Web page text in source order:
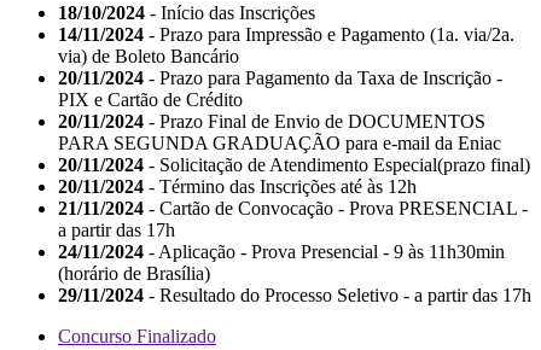
18/10/2024 - Início das Inscrições
14/11/2024 - Prazo para Impressão e Pagamento (1a. via/2a.
via) de Boleto Bancário
20/11/2024 - Prazo para Pagamento da Taxa de Inscrição -
PIX e Cartão de Crédito
20/11/2024 - Prazo Final de Envio de DOCUMENTOS
PARA SEGUNDA GRADUAÇÃO para e-mail da Eniac
20/11/2024 - Solicitação de Atendimento Especial(prazo final)
20/11/2024 - Término das Inscrições até às 12h
21/11/2024 - Cartão de Convocação - Prova PRESENCIAL -
a partir das 17h
24/11/2024 - Aplicação - Prova Presencial - 9 às 11h30min
(horário de Brasília)
29/11/2024 - Resultado do Processo Seletivo - a partir das 17h
Concurso Finalizado